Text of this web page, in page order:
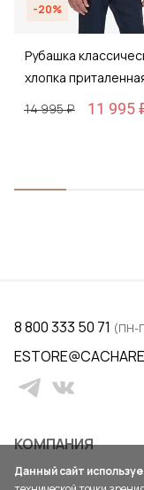
-20%
Рубашка
хлопка
14 995 ₽
11 995
КОМПАНИЯ
8 800 333 50 71 (ПН-
Данный сайт